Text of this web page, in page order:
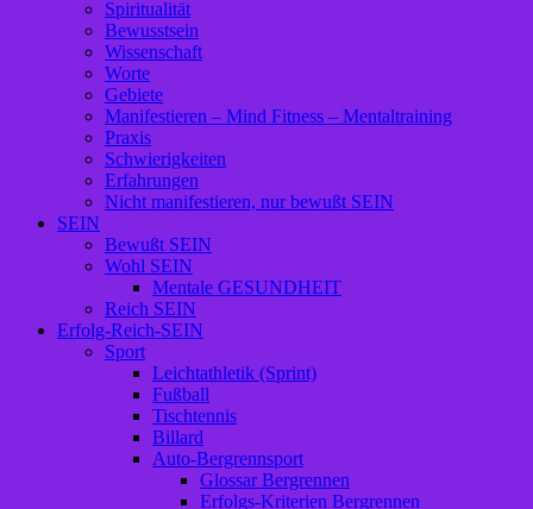
Spiritualität
Bewusstsein
Wissenschaft
Worte
Gebiete
Manifestieren – Mind Fitness – Mentaltraining
Praxis
Schwierigkeiten
Erfahrungen
Nicht manifestieren, nur bewußt SEIN
SEIN
Bewußt SEIN
Wohl SEIN
Mentale GESUNDHEIT
Reich SEIN
Erfolg-Reich-SEIN
Sport
Leichtathletik (Sprint)
Fußball
Tischtennis
Billard
Auto-Bergrennsport
Glossar Bergrennen
Erfolgs-Kriterien Bergrennen